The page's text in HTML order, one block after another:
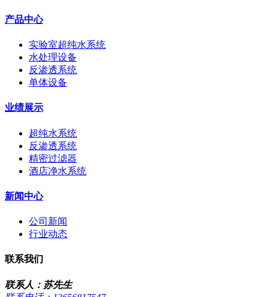
产品中心
实验室超纯水系统
水处理设备
反渗透系统
单体设备
业绩展示
超纯水系统
反渗透系统
精密过滤器
酒店净水系统
新闻中心
公司新闻
行业动态
联系我们
联系人：苏先生